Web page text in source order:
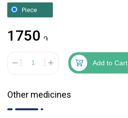
Piece
1750 ֏
Add to Cart
Other medicines